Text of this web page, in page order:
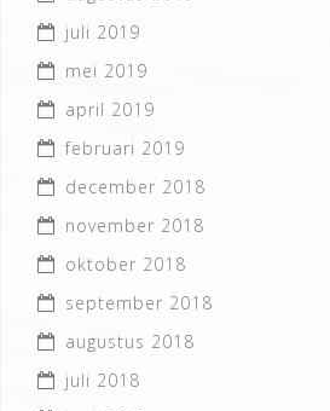
juli 2019
mei 2019
april 2019
februari 2019
december 2018
november 2018
oktober 2018
september 2018
augustus 2018
juli 2018